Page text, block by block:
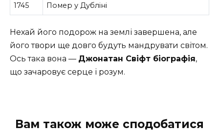
1745 Помер у Дубліні
Нехай його подорож на землі завершена, але
його твори ще довго будуть мандрувати світом.
Oсь така вона — Джонатан Свіфт біографія,
що зачаровує серце і розум.
Вам також може сподобатися